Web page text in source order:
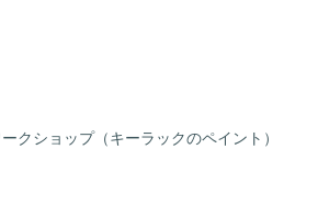
ークショップ（キーラックのペイント）